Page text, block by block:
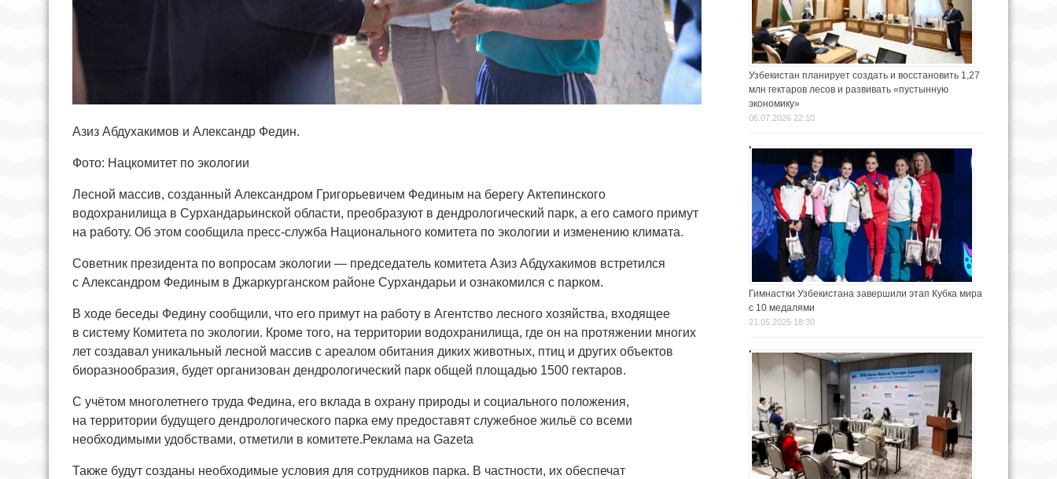
Азиз Абдухакимов и Александр Федин.
Фото: Нацкомитет по экологии
Лесной массив, созданный Александром Григорьевичем Фединым на берегу Актепинского
водохранилища в Сурхандарьинской области, преобразуют в дендрологический парк, а его самого примут
на работу. Об этом сообщила пресс-служба Национального комитета по экологии и изменению климата.
Советник президента по вопросам экологии — председатель комитета Азиз Абдухакимов встретился
с Александром Фединым в Джаркурганском районе Сурхандарьи и ознакомился с парком.
В ходе беседы Федину сообщили, что его примут на работу в Агентство лесного хозяйства, входящее
в систему Комитета по экологии. Кроме того, на территории водохранилища, где он на протяжении многих
лет создавал уникальный лесной массив с ареалом обитания диких животных, птиц и других объектов
биоразнообразия, будет организован дендрологический парк общей площадью 1500 гектаров.
С учётом многолетнего труда Федина, его вклада в охрану природы и социального положения,
на территории будущего дендрологического парка ему предоставят служебное жильё со всеми
необходимыми удобствами, отметили в комитете.Реклама на Gazeta
Также будут созданы необходимые условия для сотрудников парка. В частности, их обеспечат
Узбекистан планирует создать и восстановить 1,27
млн гектаров лесов и развивать «пустынную
экономику»
06.07.2026 22:10
Гимнастки Узбекистана завершили этап Кубка мира
с 10 медалями
21.05.2025 18:30